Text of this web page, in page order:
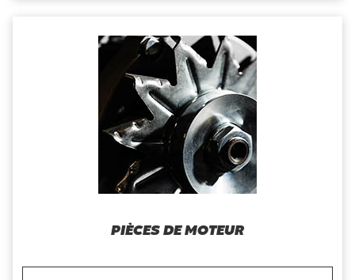
PIÈCES DE MOTEUR